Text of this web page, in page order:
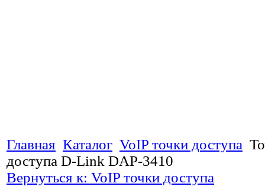
Главная Каталог VoIP точки доступа
доступа D-Link DAP-3410
Вернуться к: VoIP точки доступа